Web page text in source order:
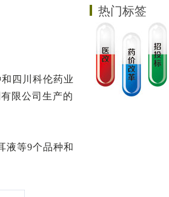
四川科伦药业
限公司生产的
液等9个品种和
热门标签